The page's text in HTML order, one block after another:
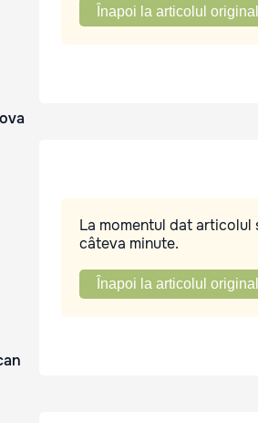
Înapoi la articolul original
La momentul dat articolul
câteva minute.
Înapoi la articolul original